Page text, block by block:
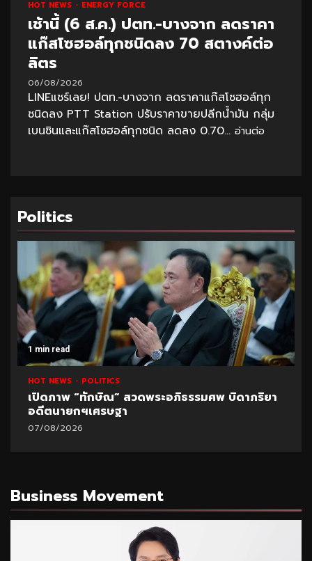
HOT NEWS ENERGY FORCE
เช้านี้ (6 ส.ค.) ปตท.-บางจาก ลดราคา
แก๊สโซฮอล์ทุกชนิดลง 70 สตางค์ต่อ
ลิตร
06/08/2026
LINEแชร์เลย! ปตท.-บางจาก ลดราคาแก๊สโซฮอล์ทุก
ชนิดลง PTT Station ปรับราคาขายปลีกน้ำมัน กลุ่ม
เบนซินและแก๊สโซฮอล์ทุกชนิด ลดลง 0.70... อ่านต่อ
Politics
1 min read
HOT NEWS POLITICS
เปิดภาพ “ทักษิณ” สวดพระอภิธรรมศพ บิดาภริยา
อดีตนายกฯเศรษฐา
07/08/2026
Business Movement